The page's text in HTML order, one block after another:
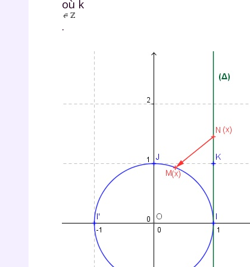
où k
.